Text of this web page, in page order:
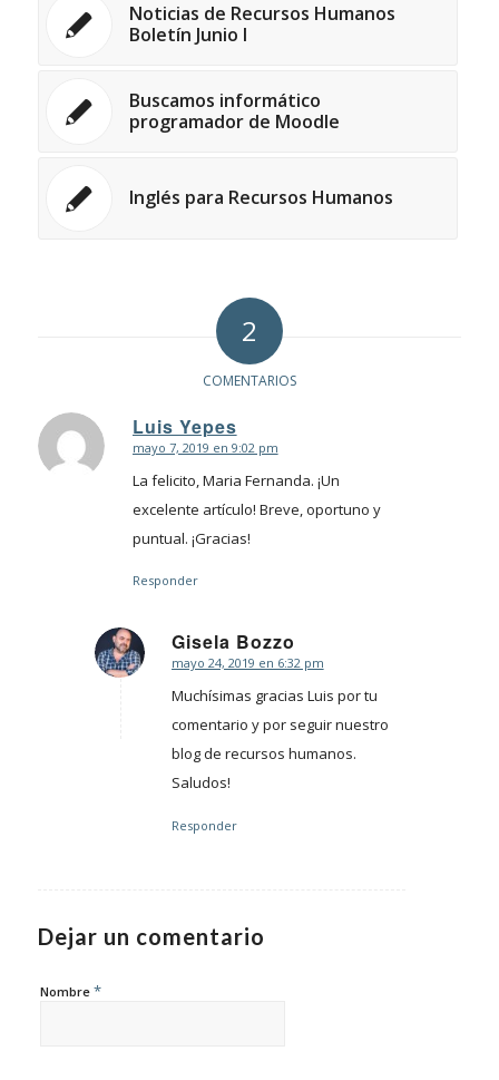
Noticias de Recursos Humanos
Boletín Junio I
Buscamos informático
programador de Moodle
Inglés para Recursos Humanos
2
COMENTARIOS
Luis Yepes
Dice:
mayo 7, 2019 en 9:02 pm
La felicito, Maria Fernanda. ¡Un
excelente artículo! Breve, oportuno y
puntual. ¡Gracias!
Responder
Gisela Bozzo
Dice:
mayo 24, 2019 en 6:32 pm
Muchísimas gracias Luis por tu
comentario y por seguir nuestro
blog de recursos humanos.
Saludos!
Responder
Dejar un comentario
Nombre *